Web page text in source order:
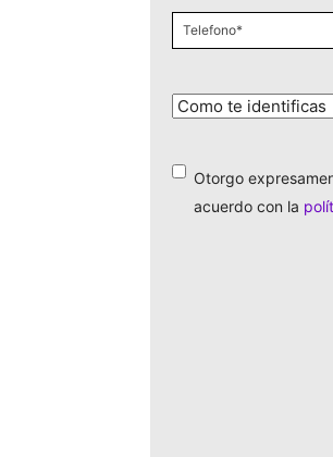
Celular*
¿Cómo
identificas?
*
Otorgo
acuerdo con la